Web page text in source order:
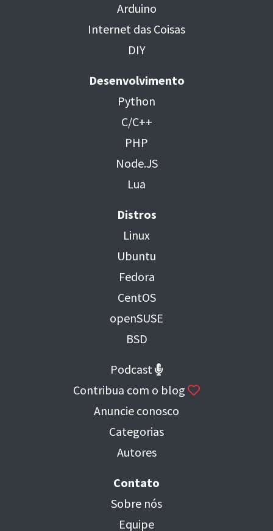
Arduino
Internet das Coisas
DIY
Desenvolvimento
Python
C/C++
PHP
Node.JS
Lua
Distros
Linux
Ubuntu
Fedora
CentOS
openSUSE
BSD
Podcast
Contribua com o blog
Anuncie conosco
Categorias
Autores
Contato
Sobre nós
Equipe